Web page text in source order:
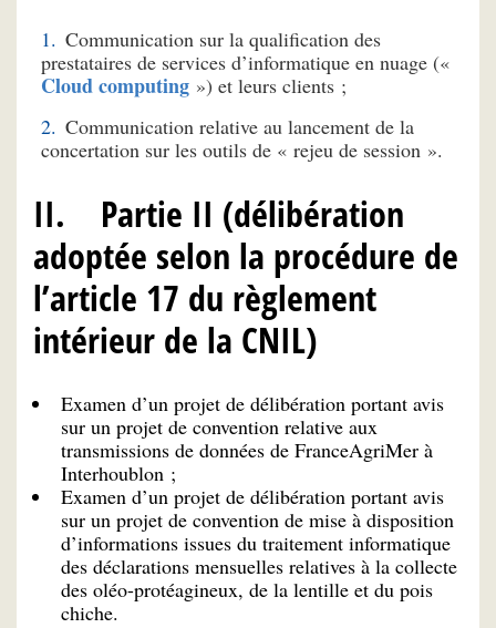
Communication sur la qualification des
prestataires de services d’informatique en nuage («
Cloud computing ») et leurs clients ;
Communication relative au lancement de la
concertation sur les outils de « rejeu de session ».
II. Partie II (délibération
adoptée selon la procédure de
l’article 17 du règlement
intérieur de la CNIL)
Examen d’un projet de délibération portant avis
sur un projet de convention relative aux
transmissions de données de FranceAgriMer à
Interhoublon ;
Examen d’un projet de délibération portant avis
sur un projet de convention de mise à disposition
d’informations issues du traitement informatique
des déclarations mensuelles relatives à la collecte
des oléo-protéagineux, de la lentille et du pois
chiche.